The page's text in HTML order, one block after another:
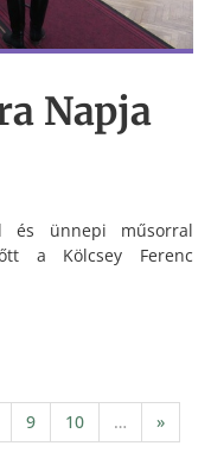
Napja
és ünnepi műsorral
a Kölcsey Ferenc
9 10 …
»